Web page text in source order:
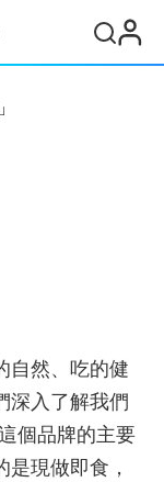
自然、吃的健
深入了解我們
個品牌的主要
現做即食，